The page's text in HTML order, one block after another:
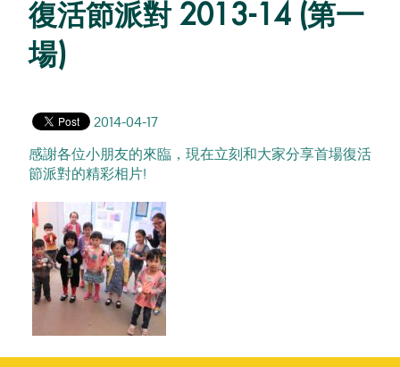
復活節派對 2013-14 (第一
場)
2014-04-17
感謝各位小朋友的來臨，現在立刻和大家分享首場復活
節派對的精彩相片!